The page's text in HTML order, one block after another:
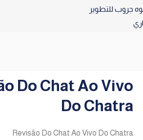
Do Chat Ao Vivo
Do Chatra
Revisão Do Chat Ao Vivo Do Chatra